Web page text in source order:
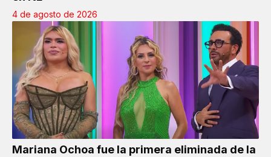
4 de agosto de 2026
Mariana Ochoa fue la primera eliminada de la